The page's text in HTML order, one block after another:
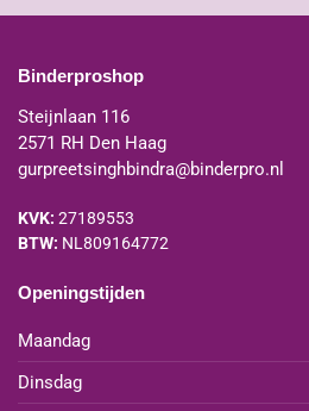
Binderproshop
Steijnlaan 116
2571 RH Den Haag
gurpreetsinghbindra@binderpro.nl
KVK: 27189553
BTW: NL809164772
Openingstijden
Maandag
Dinsdag